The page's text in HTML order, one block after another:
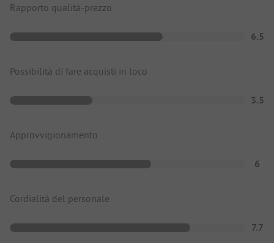
Rapporto qualità-prezzo
6.5
Possibilità di fare acquisti in loco
3.5
Approvvigionamento
6
Cordialità del personale
7.7